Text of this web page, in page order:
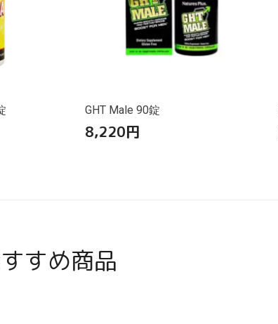
GHT Male 90錠
8,220円
すめ商品